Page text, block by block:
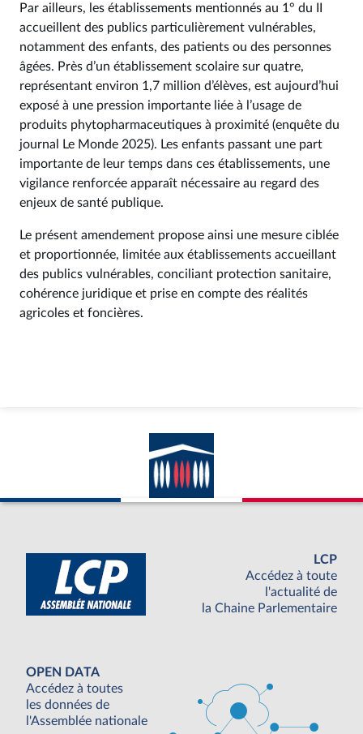
Par ailleurs, les établissements mentionnés au 1° du II
accueillent des publics particulièrement vulnérables,
notamment des enfants, des patients ou des personnes
âgées. Près d’un établissement scolaire sur quatre,
représentant environ 1,7 million d’élèves, est aujourd’hui
exposé à une pression importante liée à l’usage de
produits phytopharmaceutiques à proximité (enquête du
journal Le Monde 2025). Les enfants passant une part
importante de leur temps dans ces établissements, une
vigilance renforcée apparaît nécessaire au regard des
enjeux de santé publique.
Le présent amendement propose ainsi une mesure ciblée
et proportionnée, limitée aux établissements accueillant
des publics vulnérables, conciliant protection sanitaire,
cohérence juridique et prise en compte des réalités
agricoles et foncières.
LCP
Accédez à toute
l'actualité de
la Chaine Parlementaire
OPEN DATA
Accédez à toutes
les données de
l'Assemblée nationale